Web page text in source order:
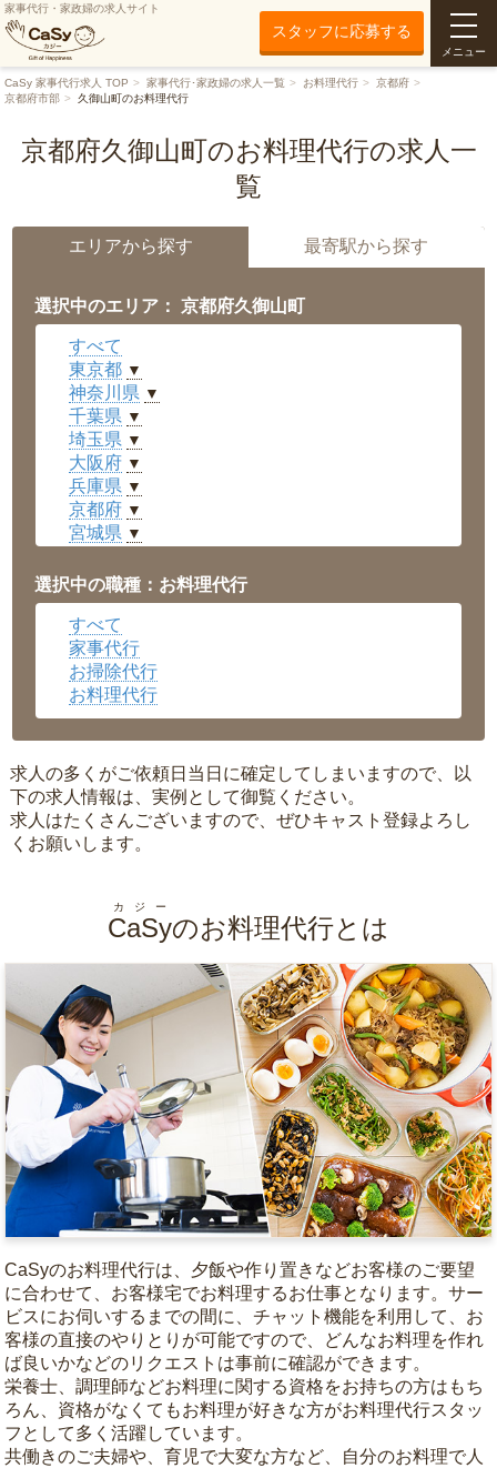
家事代行・家政婦の求人サイト
スタッフに応募する
メニュー
CaSy 家事代行求人 TOP 家事代行･家政婦の求人一覧 お料理代行
京都府
京都府市部
久御山町のお料理代行
京都府久御山町のお料理代行の求人一
覧
エリアから探す 最寄駅から探す
選択中のエリア： 京都府久御山町
すべて
東京都 ▼
神奈川県 ▼
千葉県 ▼
埼玉県 ▼
大阪府 ▼
兵庫県 ▼
京都府 ▼
宮城県 ▼
福井県 ▼
岡山県 ▼
広島県
沖縄県 ▼
選択中の職種：お料理代行
すべて
家事代行
お掃除代行
お料理代行
求人の多くがご依頼日当日に確定してしまいますので、以
下の求人情報は、実例として御覧ください。
求人はたくさんございますので、ぜひキャスト登録よろし
くお願いします。
CaSy
カジー
のお料理代行とは
CaSyのお料理代行は、夕飯や作り置きなどお客様のご要望
に合わせて、お客様宅でお料理するお仕事となります。サー
ビスにお伺いするまでの間に、チャット機能を利用して、お
客様の直接のやりとりが可能ですので、どんなお料理を作れ
ば良いかなどのリクエストは事前に確認ができます。
栄養士、調理師などお料理に関する資格をお持ちの方はもち
ろん、資格がなくてもお料理が好きな方がお料理代行スタッ
フとして多く活躍しています。
共働きのご夫婦や、育児で大変な方など、自分のお料理で人